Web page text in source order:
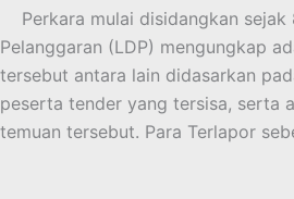
Perkara mulai disidangkan sejak
Pelanggaran (LDP) mengungkap
tersebut antara lain didasarkan
peserta tender yang tersisa, serta
temuan tersebut. Para Terlapor